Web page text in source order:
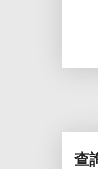
查